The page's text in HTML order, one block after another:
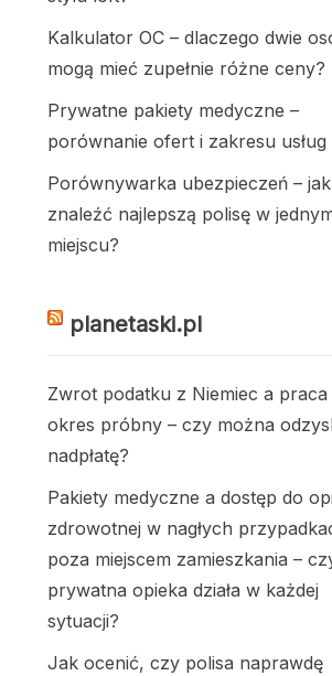
Kalkulator OC – dlaczego dwie
mogą mieć zupełnie różne ceny?
Prywatne pakiety medyczne –
porównanie ofert i zakresu usług
Porównywarka ubezpieczeń – jak
znaleźć najlepszą polisę w
miejscu?
planetaski.pl
Zwrot podatku z Niemiec a praca
okres próbny – czy można
nadpłatę?
Pakiety medyczne a dostęp do
zdrowotnej w nagłych
poza miejscem zamieszkania –
prywatna opieka działa w każdej
sytuacji?
Jak ocenić, czy polisa naprawdę